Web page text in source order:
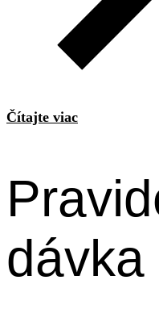
Čítajte viac
dávka